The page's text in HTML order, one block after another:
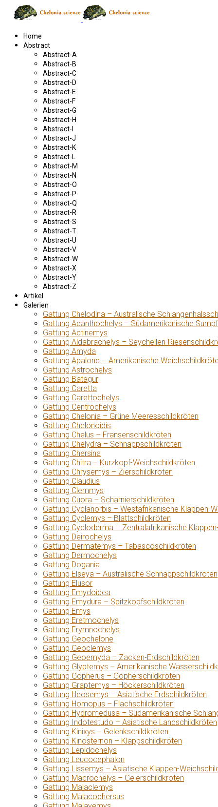
Home
Abstract
Abstract-A
Abstract-B
Abstract-C
Abstract-D
Abstract-E
Abstract-F
Abstract-G
Abstract-H
Abstract-I
Abstract-J
Abstract-K
Abstract-L
Abstract-M
Abstract-N
Abstract-O
Abstract-P
Abstract-Q
Abstract-R
Abstract-S
Abstract-T
Abstract-U
Abstract-V
Abstract-W
Abstract-X
Abstract-Y
Abstract-Z
Artikel
Galerien
Gattung Chelodina – Australische
Gattung Acanthochelys – Südamerikanische
Gattung Actinemys
Gattung Aldabrachelys – Seychellen-
Gattung Amyda
Gattung Apalone – Amerikanische
Gattung Astrochelys
Gattung Batagur
Gattung Caretta
Gattung Carettochelys
Gattung Centrochelys
Gattung Chelonia – Grüne Meeresschildkröten
Gattung Chelonoidis
Gattung Chelus – Fransenschildkröten
Gattung Chelydra – Schnappschildkröten
Gattung Chersina
Gattung Chitra – Kurzkopf-Weichschildkröten
Gattung Chrysemys – Zierschildkröten
Gattung Claudius
Gattung Clemmys
Gattung Cuora – Scharnierschildkröten
Gattung Cyclanorbis – Westafrikanische Klappen-
Gattung Cyclemys – Blattschildkröten
Gattung Cycloderma – Zentralafrikanische
Gattung Deirochelys
Gattung Dermatemys – Tabascoschildkröten
Gattung Dermochelys
Gattung Dogania
Gattung Elseya – Australische Schnappschildkröten
Gattung Elusor
Gattung Emydoidea
Gattung Emydura – Spitzkopfschildkröten
Gattung Emys
Gattung Eretmochelys
Gattung Erymnochelys
Gattung Geochelone
Gattung Geoclemys
Gattung Geoemyda – Zacken-Erdschildkröten
Gattung Glyptemys – Amerikanische
Gattung Gopherus – Gopherschildkröten
Gattung Graptemys – Höckerschildkröten
Gattung Heosemys – Asiatische Erdschildkröten
Gattung Homopus – Flachschildkröten
Gattung Hydromedusa – Südamerikanische
Gattung Indotestudo – Asiatische Landschildkröten
Gattung Kinixys – Gelenkschildkröten
Gattung Kinosternon – Klappschildkröten
Gattung Lepidochelys
Gattung Leucocephalon
Gattung Lissemys – Asiatische Klappen-
Gattung Macrochelys – Geierschildkröten
Gattung Malaclemys
Gattung Malacochersus